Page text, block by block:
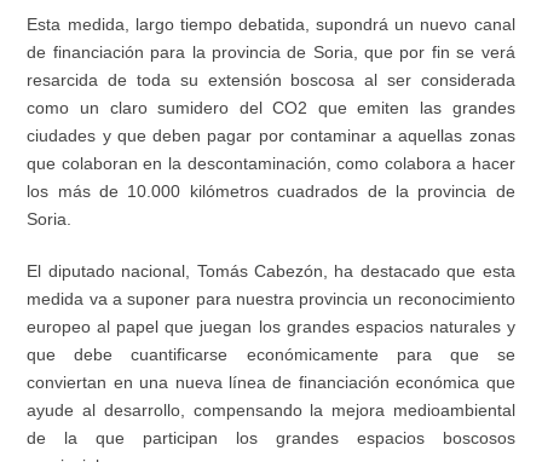
Esta medida, largo tiempo debatida, supondrá un nuevo canal
de financiación para la provincia de Soria, que por fin se verá
resarcida de toda su extensión boscosa al ser considerada
como un claro sumidero del CO2 que emiten las grandes
ciudades y que deben pagar por contaminar a aquellas zonas
que colaboran en la descontaminación, como colabora a hacer
los más de 10.000 kilómetros cuadrados de la provincia de
Soria.
El diputado nacional, Tomás Cabezón, ha destacado que esta
medida va a suponer para nuestra provincia un reconocimiento
europeo al papel que juegan los grandes espacios naturales y
que debe cuantificarse económicamente para que se
conviertan en una nueva línea de financiación económica que
ayude al desarrollo, compensando la mejora medioambiental
de la que participan los grandes espacios boscosos